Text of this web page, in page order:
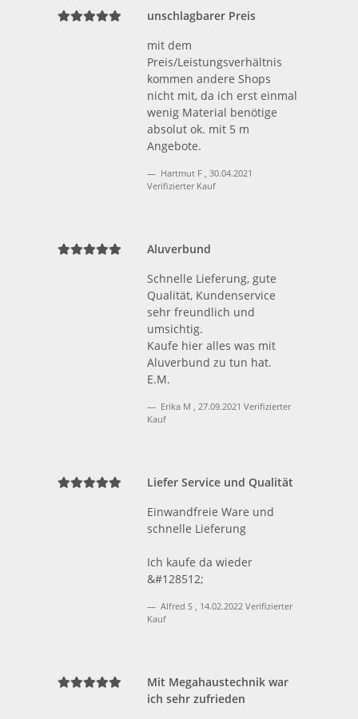
unschlagbarer Preis
mit dem
Preis/Leistungsverhältnis
kommen andere Shops
nicht mit, da ich erst einmal
wenig Material benötige
absolut ok. mit 5 m
Angebote.
Hartmut F
30.04.2021
Verifizierter Kauf
Aluverbund
Schnelle Lieferung, gute
Qualität, Kundenservice
sehr freundlich und
umsichtig.
Kaufe hier alles was mit
Aluverbund zu tun hat.
E.M.
Erika M 27.09.2021 Verifizierter
Kauf
Liefer Service und Qualität
Einwandfreie Ware und
schnelle Lieferung
Ich kaufe da wieder
&#128512;
Alfred S 14.02.2022 Verifizierter
Kauf
Mit Megahaustechnik war
ich sehr zufrieden